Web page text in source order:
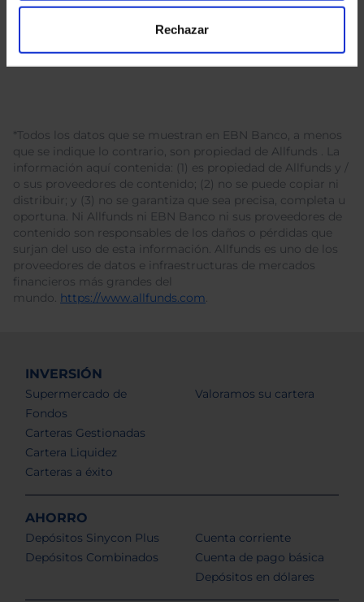
Rechazar
*Todos los datos que se muestran en EBN Banco, a menos
que se indique lo contrario, son propiedad de Allfunds . La
información aquí contenida: (1) es propiedad de Allfunds y /
o sus proveedores de contenido; (2) no se puede copiar ni
distribuir; y (3) no se garantiza que sea precisa, completa u
oportuna. Ni Allfunds ni EBN Banco ni sus proveedores de
contenido son responsables de los daños o pérdidas que
surjan del uso de esta información. Allfunds es uno de los
proveedores de datos e infraestructuras de mercados
financieros más grandes del
mundo. https://www.allfunds.com.
INVERSIÓN
Supermercado de
Fondos
Carteras Gestionadas
Cartera Liquidez
Carteras a éxito
Valoramos su cartera
AHORRO
Depósitos Sinycon Plus
Depósitos Combinados
Cuenta corriente
Cuenta de pago básica
Depósitos en dólares